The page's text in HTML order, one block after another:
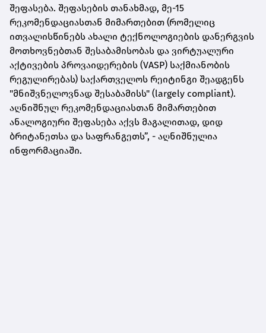
შეფასება. შეფასების თანახმად, მე-15
რეკომენდაციასთან მიმართებით (რომელიც
ითვალისწინებს ახალი ტექნოლოგიების დანერგვის
მოთხოვნებთან შესაბამისობას და ვირტუალური
აქტივების პროვაიდერების (VASP) საქმიანობის
რეგულირებას) საქართველოს რეიტინგი შეადგენს
"მნიშვნელოვნად შესაბამისს" (largely compliant).
აღნიშნულ რეკომენდაციასთან მიმართებით
ანალოგიური შეფასება აქვს მაგალითად, დიდ
ბრიტანეთსა და საფრანგეთს”, - აღნიშნულია
ინფორმაციაში.